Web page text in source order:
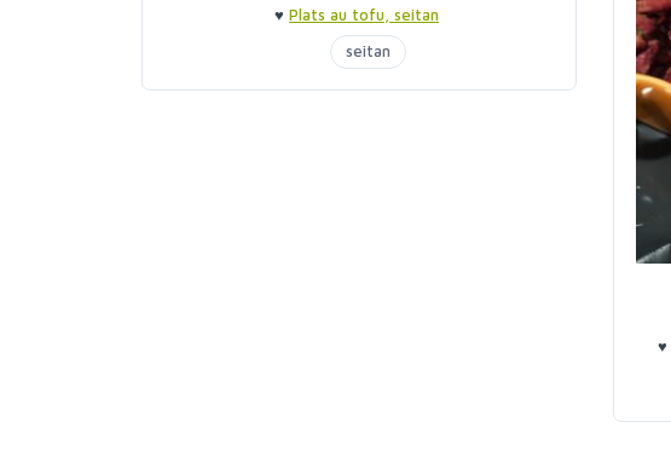
♥ Plats au tofu, seitan
seitan
♥